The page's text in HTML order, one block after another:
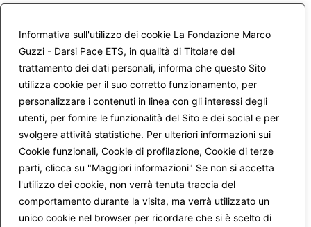
Informativa sull'utilizzo dei cookie La Fondazione Marco
Guzzi - Darsi Pace ETS, in qualità di Titolare del
trattamento dei dati personali, informa che questo Sito
utilizza cookie per il suo corretto funzionamento, per
personalizzare i contenuti in linea con gli interessi degli
utenti, per fornire le funzionalità del Sito e dei social e per
svolgere attività statistiche. Per ulteriori informazioni sui
Cookie funzionali, Cookie di profilazione, Cookie di terze
parti, clicca su "Maggiori informazioni" Se non si accetta
l'utilizzo dei cookie, non verrà tenuta traccia del
comportamento durante la visita, ma verrà utilizzato un
unico cookie nel browser per ricordare che si è scelto di